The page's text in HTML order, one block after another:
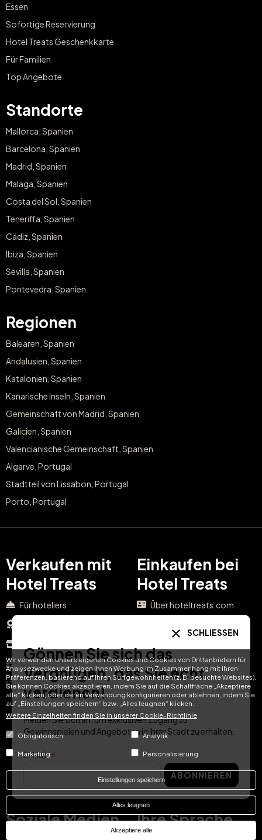
Wir verwenden unsere eigenen Cookies und Cookies von Drittanbietern für
Analysezwecke und zeigen Ihnen Werbung im Zusammenhang mit Ihren
Präferenzen, basierend auf Ihren Surfgewohnheiten (z. B. besuchte Websites).
Sie können Cookies akzeptieren, indem Sie auf die Schaltfläche „Akzeptiere
alle“ klicken, oder deren Verwendung konfigurieren oder ablehnen, indem Sie
auf „Einstellungen speichern“ bzw. „Alles leugnen“ klicken.
Weitere Einzelheiten finden Sie in unserer Cookie-Richtlinie
Obligatorisch Analytik
Marketing Personalisierung
Einstellungen speichern
Alles leugnen
Akzeptiere alle
Essen
Sofortige Reservierung
Hotel Treats Geschenkkarte
Für Familien
Top Angebote
Standorte
Mallorca, Spanien
Barcelona, Spanien
Madrid, Spanien
Malaga, Spanien
Costa del Sol, Spanien
Teneriffa, Spanien
Cádiz, Spanien
Ibiza, Spanien
Sevilla, Spanien
Pontevedra, Spanien
Regionen
Balearen, Spanien
Andalusien, Spanien
Katalonien, Spanien
Kanarische Inseln, Spanien
Gemeinschaft von Madrid, Spanien
Galicien, Spanien
Valencianische Gemeinschaft, Spanien
Algarve, Portugal
Stadtteil von Lissabon, Portugal
Porto, Portugal
Verkaufen mit
Hotel Treats
Für hoteliers
Karriere
Business-Blog
Einkaufen bei
Hotel Treats
Über hoteltreats.com
Häufig gestellte Fragen
Blog
Verwalten Sie Ihren
Gutschein
Geschenkbox-Shop von
Paradores
Offizieller Pestana-
Gutscheinshop
Offizieller Vila Galé-
Gutscheinshop
Soziale Medien Ihre Sprache
SCHLIESSEN
Gönnen Sie sich das
Vergnügen, das Sie echt
verdienen!
Melden Sie sich an, um exklusiven Zugang zu
Gewinnspielen und Angeboten in Ihrer Stadt zu erhalten.
E-Mail
ABONNIEREN